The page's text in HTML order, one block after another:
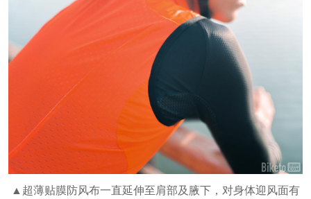
▲超薄贴膜防风布一直延伸至肩部及腋下，对身体迎风面有